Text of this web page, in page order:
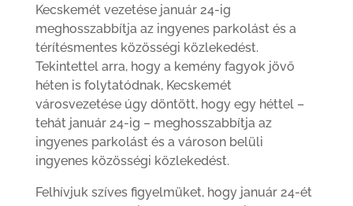
Kecskemét vezetése január 24-ig
meghosszabbítja az ingyenes parkolást és a
térítésmentes közösségi közlekedést.
Tekintettel arra, hogy a kemény fagyok jövő
héten is folytatódnak, Kecskemét
városvezetése úgy döntött, hogy egy héttel –
tehát január 24-ig – meghosszabbítja az
ingyenes parkolást és a városon belüli
ingyenes közösségi közlekedést.
Felhívjuk szíves figyelmüket, hogy január 24-ét